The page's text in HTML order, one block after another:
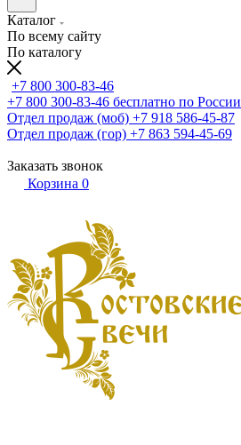
Каталог
По всему сайту
По каталогу
+7 800 300-83-46
+7 800 300-83-46 бесплатно по России
Отдел продаж (моб) +7 918 586-45-87
Отдел продаж (гор) +7 863 594-45-69
Заказать звонок
Корзина 0